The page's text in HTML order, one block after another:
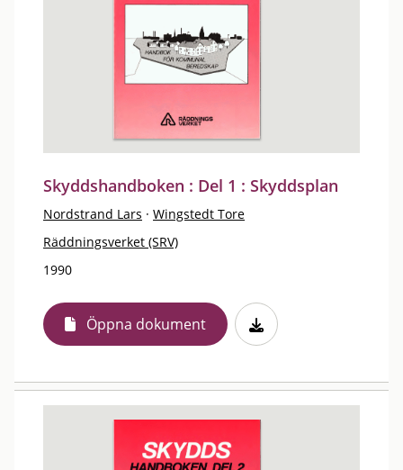
Skyddshandboken : Del 1 : Skyddsplan
Nordstrand Lars · Wingstedt Tore
Räddningsverket (SRV)
1990
Öppna dokument